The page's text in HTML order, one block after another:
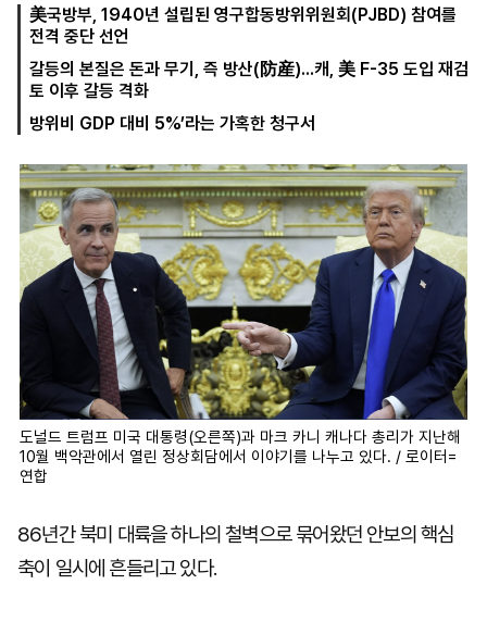
마
켓
파
워
운
세
대
학
동
문
골
美국방부, 1940년 설립된 영구합동방위위원회(PJBD) 참여를
전격 중단 선언
갈등의 본질은 돈과 무기, 즉 방산(防産)...캐, 美 F-35 도입 재검
토 이후 갈등 격화
방위비 GDP 대비 5%’라는 가혹한 청구서
도널드 트럼프 미국 대통령(오른쪽)과 마크 카니 캐나다 총리가 지난해
10월 백악관에서 열린 정상회담에서 이야기를 나누고 있다. / 로이터=
연합
86년간 북미 대륙을 하나의 철벽으로 묶어왔던 안보의 핵심
축이 일시에 흔들리고 있다.